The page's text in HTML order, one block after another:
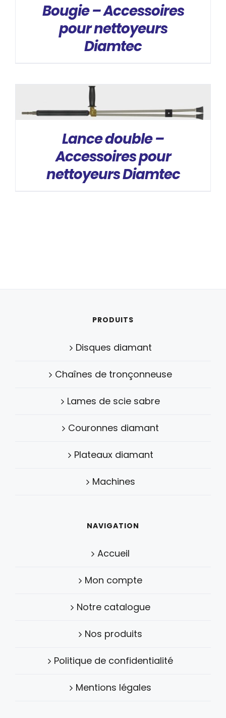
Bougie – Accessoires
pour nettoyeurs
Diamtec
Lance double –
Accessoires pour
nettoyeurs Diamtec
PRODUITS
Disques diamant
Chaînes de tronçonneuse
Lames de scie sabre
Couronnes diamant
Plateaux diamant
Machines
NAVIGATION
Accueil
Mon compte
Notre catalogue
Nos produits
Politique de confidentialité
Mentions légales